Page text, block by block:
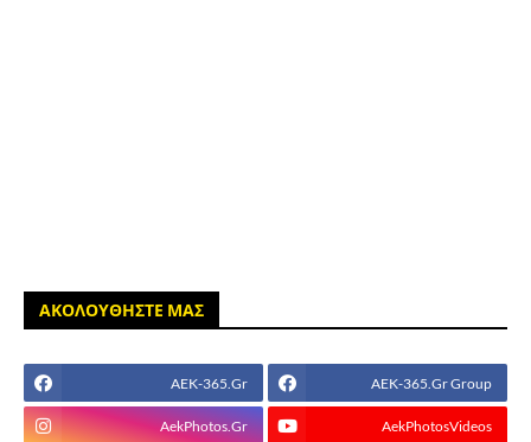
ΑΚΟΛΟΥΘΗΣΤΕ ΜΑΣ
AEK-365.Gr AEK-365.Gr Group
AekPhotos.Gr AekPhotosVideos